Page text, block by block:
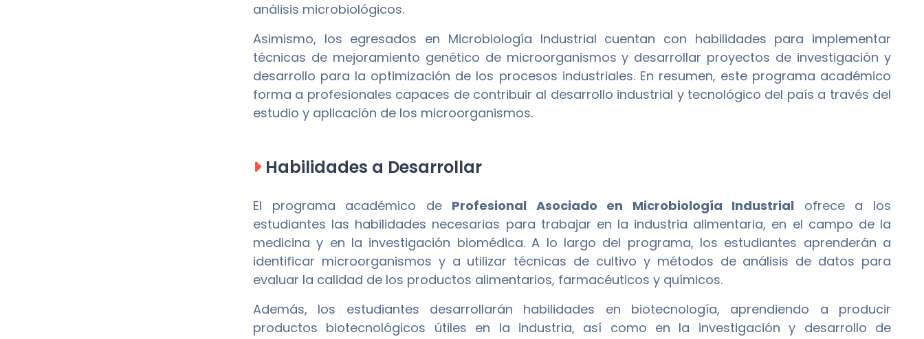
análisis microbiológicos.
Asimismo, los egresados en Microbiología Industrial cuentan con habilidades para implementar
técnicas de mejoramiento genético de microorganismos y desarrollar proyectos de investigación y
desarrollo para la optimización de los procesos industriales. En resumen, este programa académico
forma a profesionales capaces de contribuir al desarrollo industrial y tecnológico del país a través del
estudio y aplicación de los microorganismos.
Habilidades a Desarrollar
El programa académico de Profesional Asociado en Microbiología Industrial ofrece a los
estudiantes las habilidades necesarias para trabajar en la industria alimentaria, en el campo de la
medicina y en la investigación biomédica. A lo largo del programa, los estudiantes aprenderán a
identificar microorganismos y a utilizar técnicas de cultivo y métodos de análisis de datos para
evaluar la calidad de los productos alimentarios, farmacéuticos y químicos.
Además, los estudiantes desarrollarán habilidades en biotecnología, aprendiendo a producir
productos biotecnológicos útiles en la industria, así como en la investigación y desarrollo de